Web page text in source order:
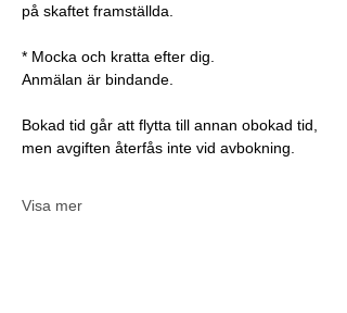
på skaftet framställda.
* Mocka och kratta efter dig.
Anmälan är bindande.
Bokad tid går att flytta till annan obokad tid,
men avgiften återfås inte vid avbokning.
Visa mer